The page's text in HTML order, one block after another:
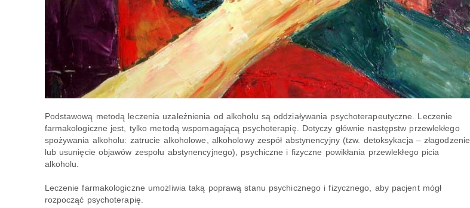
Podstawową metodą leczenia uzależnienia od alkoholu są oddziaływania psychoterapeutyczne. Leczenie
farmakologiczne jest, tylko metodą wspomagającą psychoterapię. Dotyczy głównie następstw przewlekłego
spożywania alkoholu: zatrucie alkoholowe, alkoholowy zespół abstynencyjny (tzw. detoksykacja – złagodzenie
lub usunięcie objawów zespołu abstynencyjnego), psychiczne i fizyczne powikłania przewlekłego picia
alkoholu.
Leczenie farmakologiczne umożliwia taką poprawą stanu psychicznego i fizycznego, aby pacjent mógł
rozpocząć psychoterapię.